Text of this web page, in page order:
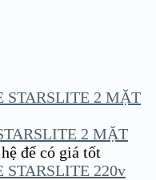
2 MẶT
để có giá tốt